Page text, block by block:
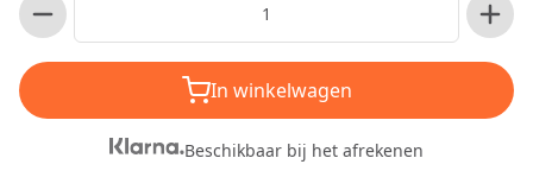
In winkelwagen
Beschikbaar bij het afrekenen